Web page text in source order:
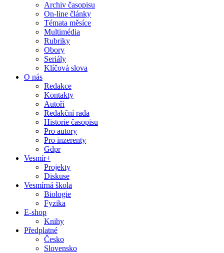
Archiv časopisu
On-line články
Témata měsíce
Multimédia
Rubriky
Obory
Seriály
Klíčová slova
O nás
Redakce
Kontakty
Autoři
Redakční rada
Historie časopisu
Pro autory
Pro inzerenty
Gdpr
Vesmír+
Projekty
Diskuse
Vesmírná škola
Biologie
Fyzika
E-shop
Knihy
Předplatné
Česko
Slovensko